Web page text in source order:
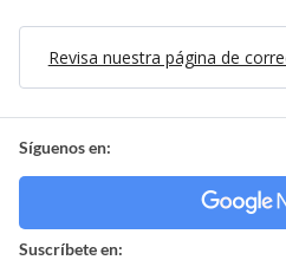
Revisa nuestra página de
Síguenos en:
Suscríbete en: